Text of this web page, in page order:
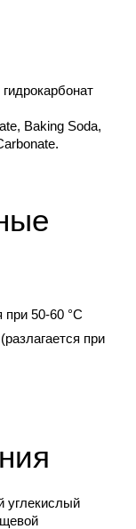
Baking Soda,
при 50-60 °C
при
углекислый